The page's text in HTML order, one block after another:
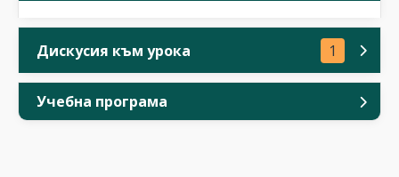
Дискусия към урока 1
Учебна програма